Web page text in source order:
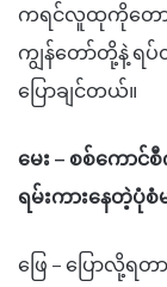
ကရင်လူထုကိုတော
ကျွန်တော်တို့နဲ့ ရပ်
ပြောချင်တယ်။
မေး – စစ်ကောင်
ရမ်းကားနေတဲ့ပုံစံ
ဖြေ – ပြောလို့ရ